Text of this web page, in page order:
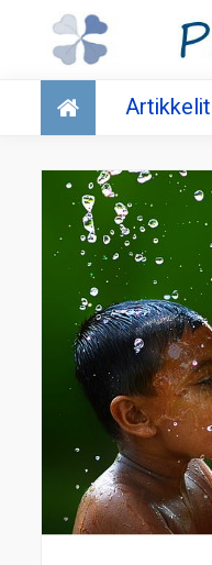
Talous
Artikkelit